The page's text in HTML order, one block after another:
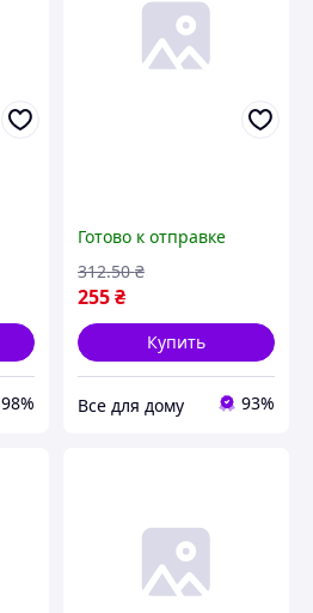
98%
Готово к отправке
255₴
312.50 ₴
Купить
Все для дому 93%